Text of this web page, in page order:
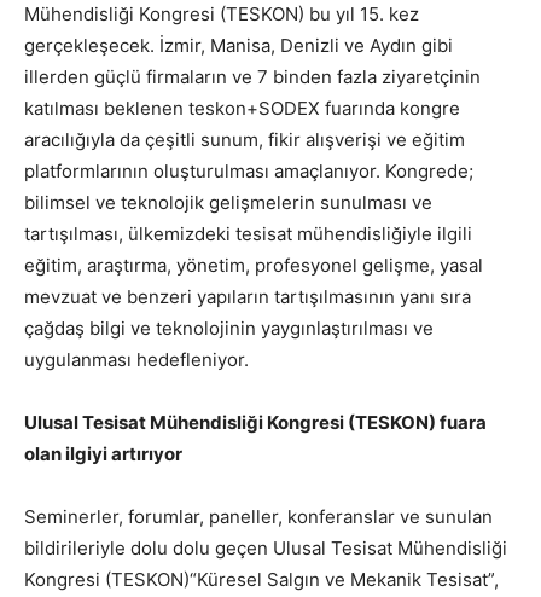
Mühendisliği Kongresi (TESKON) bu yıl 15. kez
gerçekleşecek. İzmir, Manisa, Denizli ve Aydın gibi
illerden güçlü firmaların ve 7 binden fazla ziyaretçinin
katılması beklenen teskon+SODEX fuarında kongre
aracılığıyla da çeşitli sunum, fikir alışverişi ve eğitim
platformlarının oluşturulması amaçlanıyor. Kongrede;
bilimsel ve teknolojik gelişmelerin sunulması ve
tartışılması, ülkemizdeki tesisat mühendisliğiyle ilgili
eğitim, araştırma, yönetim, profesyonel gelişme, yasal
mevzuat ve benzeri yapıların tartışılmasının yanı sıra
çağdaş bilgi ve teknolojinin yaygınlaştırılması ve
uygulanması hedefleniyor.
Ulusal Tesisat Mühendisliği Kongresi (TESKON) fuara
olan ilgiyi artırıyor
Seminerler, forumlar, paneller, konferanslar ve sunulan
bildirileriyle dolu dolu geçen Ulusal Tesisat Mühendisliği
Kongresi (TESKON)“Küresel Salgın ve Mekanik Tesisat”,